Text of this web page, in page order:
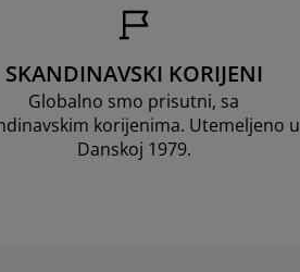
SKANDINAVSKI KORIJENI
Globalno smo prisutni, sa
korijenima. Utemeljeno u
Danskoj 1979.